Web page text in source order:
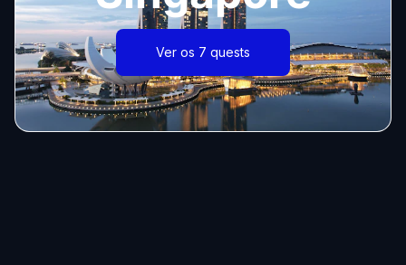
Ver os 7 quests